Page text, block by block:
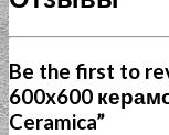
Be the first to
600x600
Ceramica”